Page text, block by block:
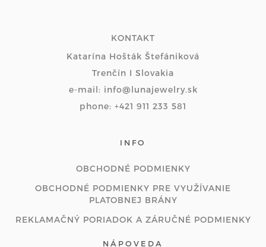
KONTAKT
Katarína Hošták Štefániková
Trenčín I Slovakia
e-mail: info@lunajewelry.sk
phone: +421 911 233 581
INFO
OBCHODNÉ PODMIENKY
OBCHODNÉ PODMIENKY PRE VYUŽÍVANIE
PLATOBNEJ BRÁNY
REKLAMAČNÝ PORIADOK A ZÁRUČNÉ PODMIENKY
NÁPOVEDA